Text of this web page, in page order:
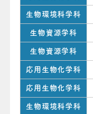
生物環境科学科
生物資源学科
生物資源学科
応用生物化学科
応用生物化学科
生物環境科学科